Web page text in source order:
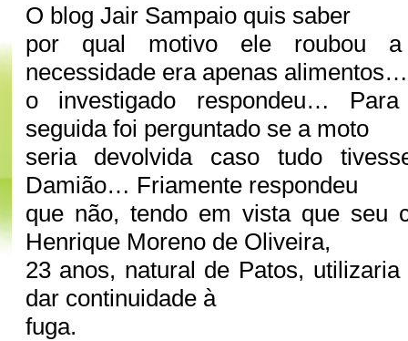
O blog Jair Sampaio quis saber
por qual motivo ele roubou
necessidade era apenas
o investigado respondeu…
seguida foi perguntado se a moto
seria devolvida caso tudo
Damião… Friamente respondeu
que não, tendo em vista que seu
Henrique Moreno de Oliveira,
23 anos, natural de Patos,
dar continuidade à
fuga.